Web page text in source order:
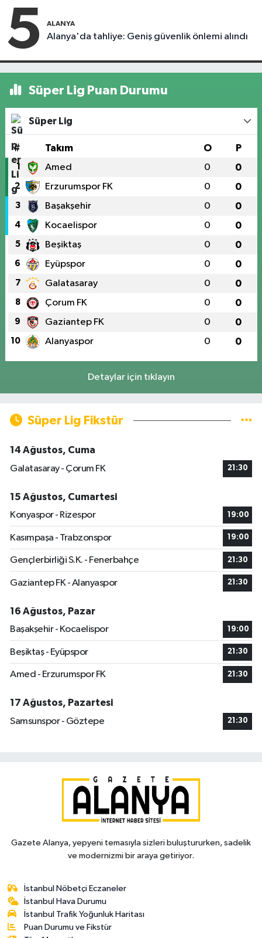
5 ALANYA
Alanya'da tahliye: Geniş güvenlik önlemi alındı
Süper Lig Puan Durumu
Süper Lig
# Takım O P
1 Amed 0 0
2 Erzurumspor FK 0 0
3 Başakşehir 0 0
4 Kocaelispor 0 0
5 Beşiktaş 0 0
6 Eyüpspor 0 0
7 Galatasaray 0 0
8 Çorum FK 0 0
9 Gaziantep FK 0 0
10 Alanyaspor 0 0
Detaylar için tıklayın
Süper Lig Fikstür
14 Ağustos, Cuma
Galatasaray - Çorum FK
21:30
15 Ağustos, Cumartesi
Konyaspor - Rizespor
19:00
Kasımpaşa - Trabzonspor 19:00
Gençlerbirliği S.K. - Fenerbahçe 21:30
Gaziantep FK - Alanyaspor 21:30
16 Ağustos, Pazar
Başakşehir - Kocaelispor
19:00
Beşiktaş - Eyüpspor 21:30
Amed - Erzurumspor FK 21:30
17 Ağustos, Pazartesi
Samsunspor - Göztepe
21:30
Gazete Alanya, yepyeni temasıyla sizleri buluştururken, sadelik
ve modernizmi bir araya getiriyor.
İstanbul Nöbetçi Eczaneler
İstanbul Hava Durumu
İstanbul Trafik Yoğunluk Haritası
Puan Durumu ve Fikstür